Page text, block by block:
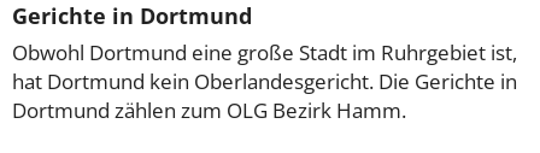
Gerichte in Dortmund
Obwohl Dortmund eine große Stadt im Ruhrgebiet ist,
hat Dortmund kein Oberlandesgericht. Die Gerichte in
Dortmund zählen zum OLG Bezirk Hamm.